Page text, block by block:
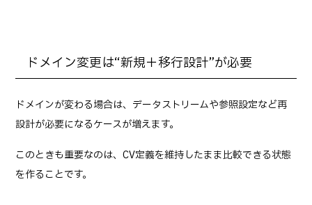
ドメイン変更は“新規＋移行設計”が必要
ドメインが変わる場合は、データストリームや参照設定など再
設計が必要になるケースが増えます。
このときも重要なのは、CV定義を維持したまま比較できる状態
を作ることです。